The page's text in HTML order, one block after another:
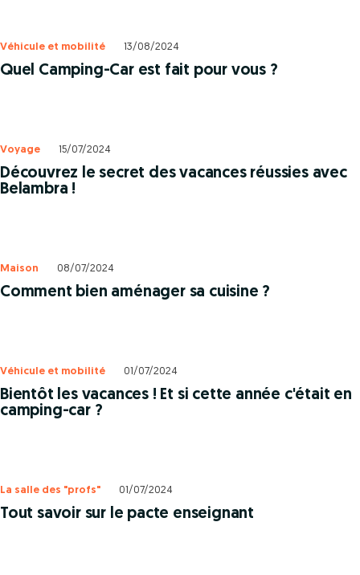
Véhicule et mobilité 13/08/2024
Quel Camping-Car est fait pour vous ?
Voyage 15/07/2024
Découvrez le secret des vacances réussies avec
Belambra !
Maison 08/07/2024
Comment bien aménager sa cuisine ?
Véhicule et mobilité 01/07/2024
Bientôt les vacances ! Et si cette année c'était en
camping-car ?
La salle des "profs" 01/07/2024
Tout savoir sur le pacte enseignant